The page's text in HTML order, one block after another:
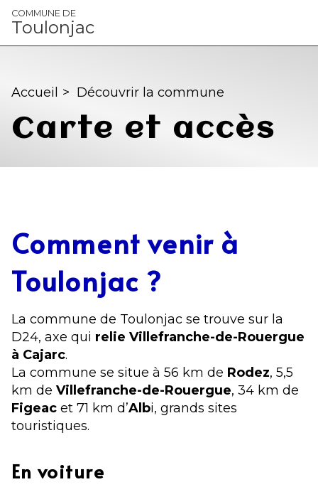
Panneau de gestion des cookies
COMMUNE DE
Toulonjac
Accueil > Découvrir la commune
Carte et accès
Comment venir à
Toulonjac ?
La commune de Toulonjac se trouve sur la
D24, axe qui relie Villefranche-de-Rouergue
à Cajarc.
La commune se situe à 56 km de Rodez, 5,5
km de Villefranche-de-Rouergue, 34 km de
Figeac et 71 km d’Albi, grands sites
touristiques.
En voiture